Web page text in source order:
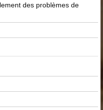
des problèmes de